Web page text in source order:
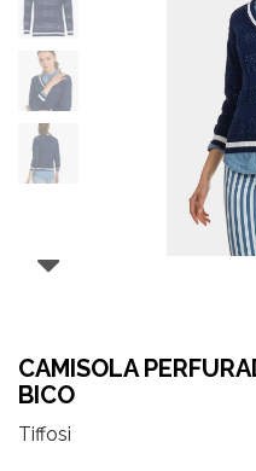
CAMISOLA
BICO
Tiffosi